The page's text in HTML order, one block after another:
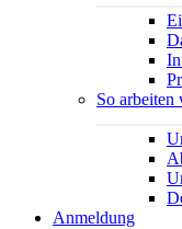
So arbeiten
Anmeldung